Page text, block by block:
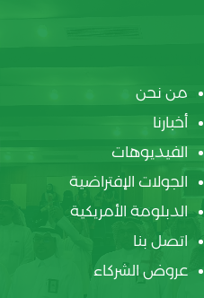
من نحن
أخبارنا
الفيديوهات
الجولات الإفتراضية
الدبلومة الأمريكية
اتصل بنا
عروض الشركاء